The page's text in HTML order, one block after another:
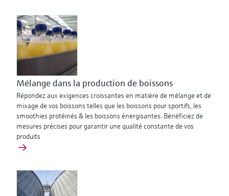
Mélange dans la production de boissons
Répondez aux exigences croissantes en matière de mélange et de
mixage de vos boissons telles que les boissons pour sportifs, les
smoothies protéinés & les boissons énergisantes. Bénéficiez de
mesures précises pour garantir une qualité constante de vos
produits